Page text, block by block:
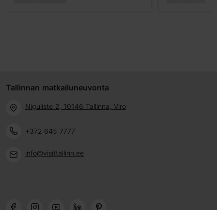
Tallinnan matkailuneuvonta
Niguliste 2, 10146 Tallinna, Viro
+372 645 7777
info@visittallinn.ee